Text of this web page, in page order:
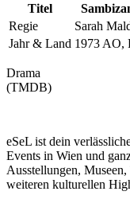
Titel
Regie
Sarah
Jahr & Land 1973 AO,
Drama
(TMDB)
eSeL ist dein
Events in Wien und
Ausstellungen,
weiteren kulturellen